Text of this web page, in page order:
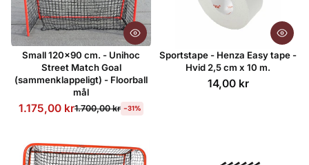
Small 120x90 cm. - Unihoc
Street Match Goal
(sammenklappeligt) - Floorball
mål
1.175,00 kr1.700,00 kr -31%
Sportstape - Henza Easy tape -
Hvid 2,5 cm x 10 m.
14,00 kr